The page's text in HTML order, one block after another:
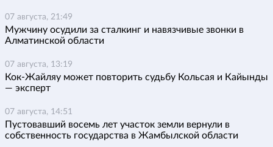
07 августа, 21:49
Мужчину осудили за сталкинг и навязчивые звонки в
Алматинской области
07 августа, 13:19
Кок-Жайляу может повторить судьбу Кольсая и Кайынды
— эксперт
07 августа, 14:51
Пустовавший восемь лет участок земли вернули в
собственность государства в Жамбылской области